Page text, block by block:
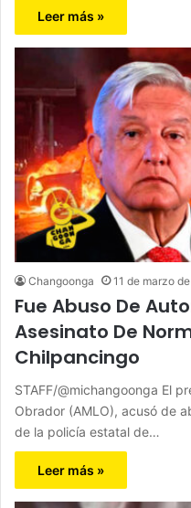
Leer más »
Changoonga 11 de marzo
Fue Abuso De
Asesinato De
Chilpancingo
STAFF/@michangoonga El
Obrador (AMLO), acusó de
de la policía estatal de…
Leer más »